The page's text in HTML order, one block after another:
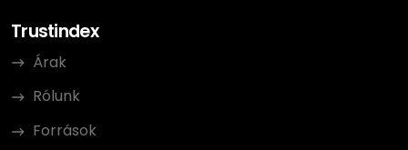
Trustindex
Árak
Rólunk
Források